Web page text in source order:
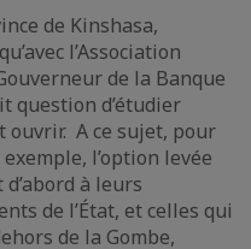
de Kinshasa,
l’Association
de la Banque
question d’étudier
ouvrir. A ce sujet, pour
l’option levée
à leurs
de l’État, et celles qui
de la Gombe,